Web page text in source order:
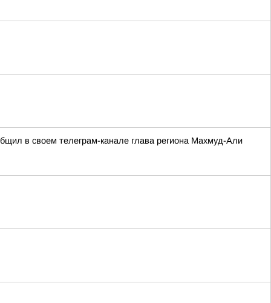
в своем телеграм-канале глава региона Махмуд-Али